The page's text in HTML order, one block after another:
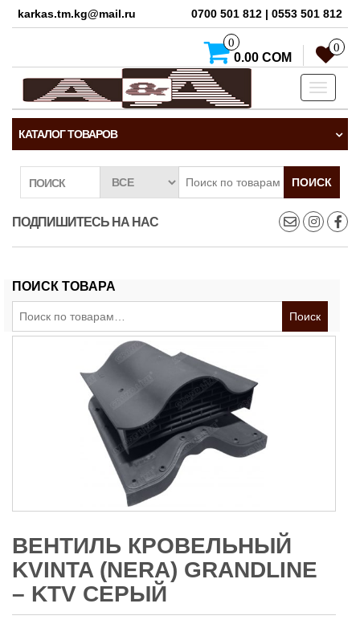
karkas.tm.kg@mail.ru 0700 501 812 | 0553 501 812
0
0.00 СОМ
0
Toggle
КАТАЛОГ ТОВАРОВ
ПОИСК ПОИСК
ПОДПИШИТЕСЬ НА НАС
ПОИСК ТОВАРА
Поиск
ВЕНТИЛЬ КРОВЕЛЬНЫЙ
KVINTA (NERA) GRANDLINE
– KTV СЕРЫЙ